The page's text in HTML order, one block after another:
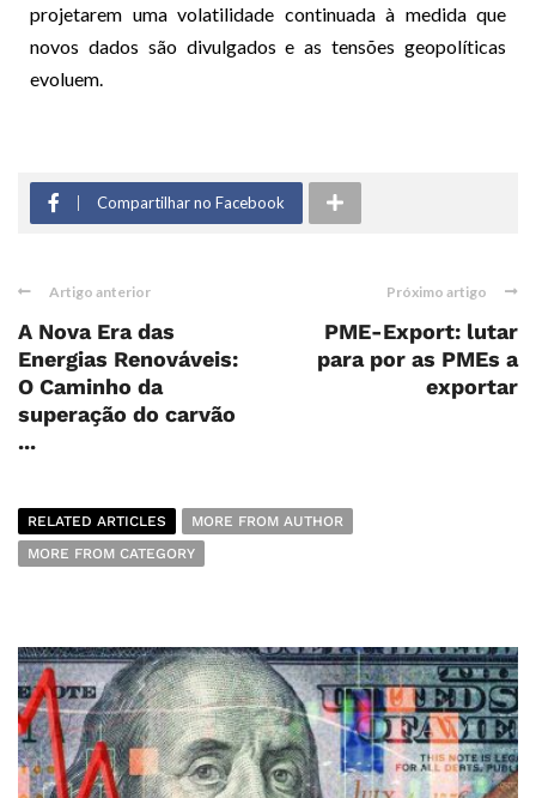
projetarem uma volatilidade continuada à medida que
novos dados são divulgados e as tensões geopolíticas
evoluem.
Compartilhar no Facebook
Artigo anterior
A Nova Era das
Energias Renováveis:
O Caminho da
superação do carvão
...
Próximo artigo
PME-Export: lutar
para por as PMEs a
exportar
RELATED ARTICLES
MORE FROM AUTHOR
MORE FROM CATEGORY